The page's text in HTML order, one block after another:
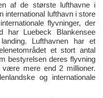
af de største lufthavne i
international lufthavn i store
flyvninger, der
Luebeck Blankensee
Lufthavnen har et
et stort antal
bestyrelsen deres flyvning
mere end 2 millioner.
og internationale